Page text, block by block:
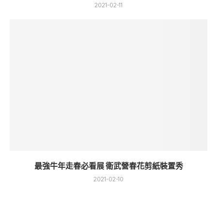
2021-02-11
最強牛年走春必看展 衛武營春花剪紙裝置秀
2021-02-10